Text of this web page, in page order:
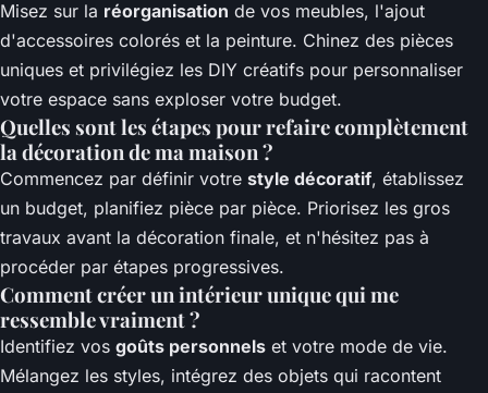
Misez sur la réorganisation de vos meubles, l'ajout
d'accessoires colorés et la peinture. Chinez des pièces
uniques et privilégiez les DIY créatifs pour personnaliser
votre espace sans exploser votre budget.
Quelles sont les étapes pour refaire complètement
la décoration de ma maison ?
Commencez par définir votre style décoratif, établissez
un budget, planifiez pièce par pièce. Priorisez les gros
travaux avant la décoration finale, et n'hésitez pas à
procéder par étapes progressives.
Comment créer un intérieur unique qui me
ressemble vraiment ?
Identifiez vos goûts personnels et votre mode de vie.
Mélangez les styles, intégrez des objets qui racontent